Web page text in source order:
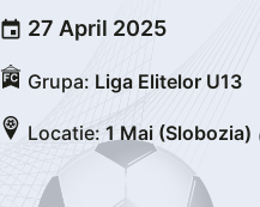
event 27 April 2025
Grupa: Liga Elitelor U13
Locatie: 1 Mai (Slobozia)